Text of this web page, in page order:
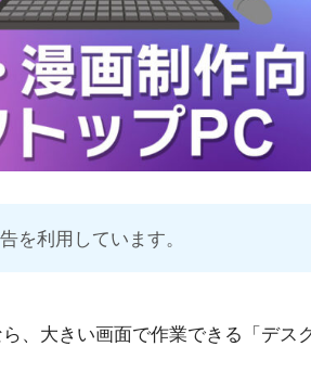
を利用しています。
、大きい画面で作業できる「デス